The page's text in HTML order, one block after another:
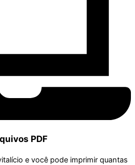
PDF
e você pode imprimir quantas